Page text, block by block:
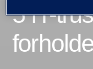
5 IT-